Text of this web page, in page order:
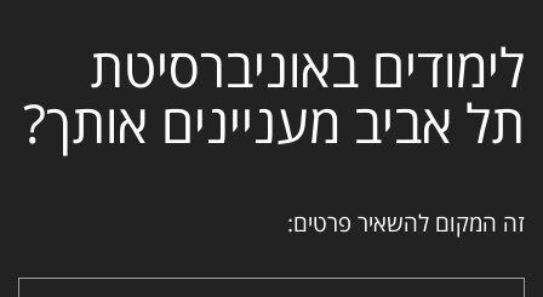
לימודים באוניברסיטת
תל אביב מעניינים אותך?
זה המקום להשאיר פרטים: